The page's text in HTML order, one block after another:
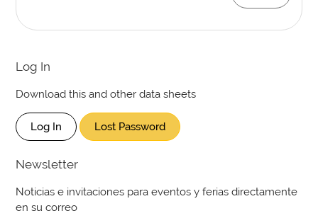
Log In
Download this and other data sheets
Log In Lost Password
Newsletter
Noticias e invitaciones para eventos y ferias directamente
en su correo